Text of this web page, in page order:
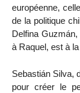
européenne,
de la politique
Delfina
à Raquel, est à
Sebastián Silva,
pour créer le